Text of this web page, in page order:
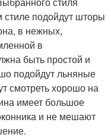
подойдут шторы
в нежных,
в
быть простой и
подойдут льняные
смотреть хорошо на
имеет большое
и не мешают